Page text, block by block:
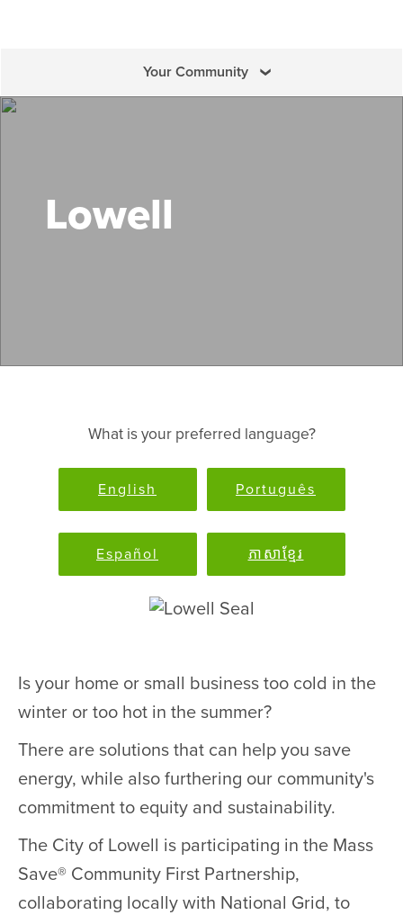
Your Community
Lowell
What is your preferred language?
English Português
Español ភាសាខ្មែរ
Is your home or small business too cold in the
winter or too hot in the summer?
There are solutions that can help you save
energy, while also furthering our community's
commitment to equity and sustainability.
The City of Lowell is participating in the Mass
Save® Community First Partnership,
collaborating locally with National Grid, to